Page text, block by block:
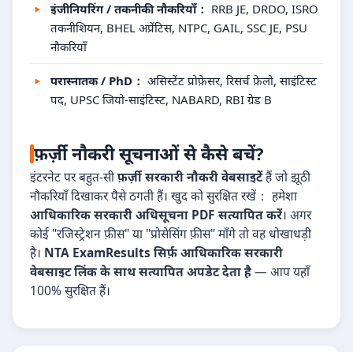
इंजीनियरिंग / तकनीकी नौकरियाँ： RRB JE, DRDO, ISRO
तकनीशियन, BHEL अप्रेंटिस, NTPC, GAIL, SSC JE, PSU
नौकरियाँ
परास्नातक / PhD： असिस्टेंट प्रोफ़ेसर, रिसर्च फ़ेलो, साइंटिस्ट
पद, UPSC जियो-साइंटिस्ट, NABARD, RBI ग्रेड B
फ़र्ज़ी नौकरी सूचनाओं से कैसे बचें?
इंटरनेट पर बहुत-सीफ़र्ज़ी सरकारी नौकरी वेबसाइटेंहैं जो झूठी
नौकरियाँ दिखाकर पैसे ठगती हैं। खुद को सुरक्षित रखें： हमेशा
आधिकारिक सरकारी अधिसूचना PDF सत्यापित करें। अगर
कोई "रजिस्ट्रेशन फ़ीस" या "प्रोसेसिंग फ़ीस" माँगे तो वह धोखाधड़ी
है। NTA ExamResults सिर्फ़ आधिकारिक सरकारी
वेबसाइट लिंक के साथ सत्यापित अपडेट देता है— आप यहाँ
100% सुरक्षित हैं।